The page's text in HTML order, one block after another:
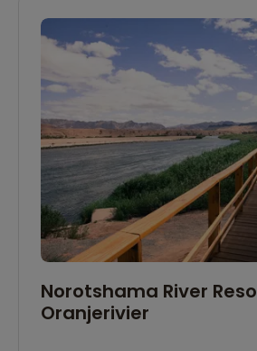
Norotshama River
Oranjerivier